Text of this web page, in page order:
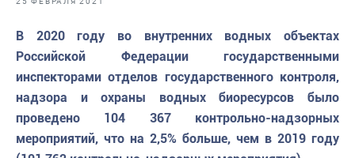
Выставки и конференции
Рыбоохрана России
Отрасль в цифрах
В 2020 году во внутренних водных объектах
Российской Федерации государственными
инспекторами отделов государственного контроля,
надзора и охраны водных биоресурсов было
проведено 104 367 контрольно-надзорных
мероприятий, что на 2,5% больше, чем в 2019 году